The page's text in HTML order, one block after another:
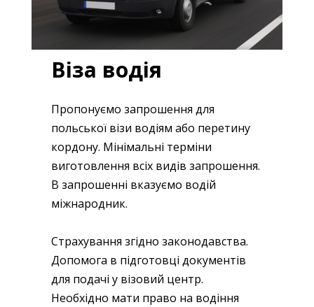
Віза водія
Пропонуємо запрошення для
польської візи водіям або перетину
кордону. Мінімальні терміни
виготовлення всіх видів запрошення.
В запрошенні вказуємо водій
міжнародник.
Страхування згідно законодавства.
Допомога в підготовці документів
для подачі у візовий центр.
Необхідно мати право на водіння